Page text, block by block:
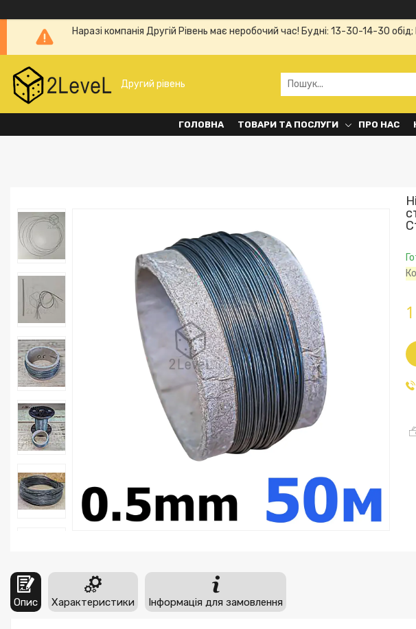
Наразі компанія Другій Рівень має неробочий час! Будні: 13-30-14-30
Другий рівень
ГОЛОВНА ТОВАРИ ТА ПОСЛУГИ ПРО НАС
Опис Характеристики Інформація для замовлення